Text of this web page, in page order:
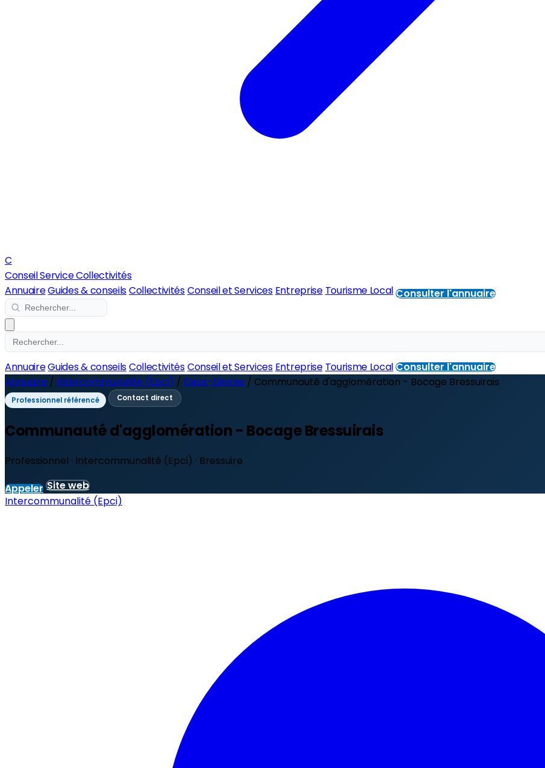
C
Conseil Service Collectivités
AnnuaireGuides & conseilsCollectivitésConseil et Services Entreprise Tourisme LocalConsulter l'annuaire
AnnuaireGuides & conseilsCollectivitésConseil et Services Entreprise Tourisme LocalConsulter l'annuaire
Annuaire / Intercommunalité (Epci) / Deux-Sèvres / Communauté d'agglomération - Bocage Bressuirais
Professionnel référencé Contact direct
Communauté d'agglomération - Bocage Bressuirais
Professionnel · Intercommunalité (Epci) · Bressuire
Appeler Site web
Intercommunalité (Epci)